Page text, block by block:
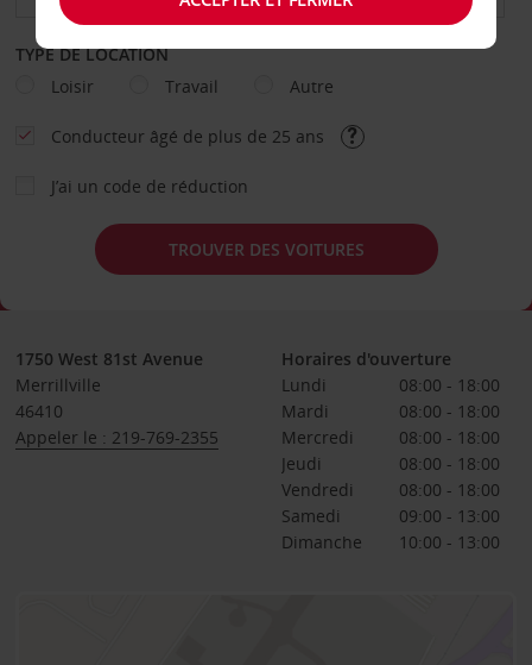
TYPE DE LOCATION
Loisir
Travail Autre
Conducteur âgé de plus de 25 ans
J’ai un code de réduction
TROUVER DES VOITURES
1750 West 81st Avenue
Merrillville
46410
Appeler le : 219-769-2355
Horaires d'ouverture
Lundi
08:00 - 18:00
Mardi
08:00 - 18:00
Mercredi
08:00 - 18:00
Jeudi
08:00 - 18:00
Vendredi
08:00 - 18:00
Samedi
09:00 - 13:00
Dimanche
10:00 - 13:00